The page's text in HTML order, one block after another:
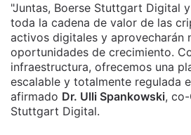
"Juntas, Boerse Stuttgart Digital
toda la cadena de valor de las
activos digitales y aprovecharán
oportunidades de crecimiento.
infraestructura, ofrecemos una
escalable y totalmente regulada
afirmado Dr. Ulli Spankowski,
Stuttgart Digital.